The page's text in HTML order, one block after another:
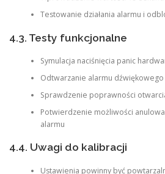
Testowanie działania alarmu i
4.3. Testy funkcjonalne
Symulacja naciśnięcia panic
Odtwarzanie alarmu
Sprawdzenie poprawności
Potwierdzenie możliwości
alarmu
4.4. Uwagi do kalibracji
Ustawienia powinny być